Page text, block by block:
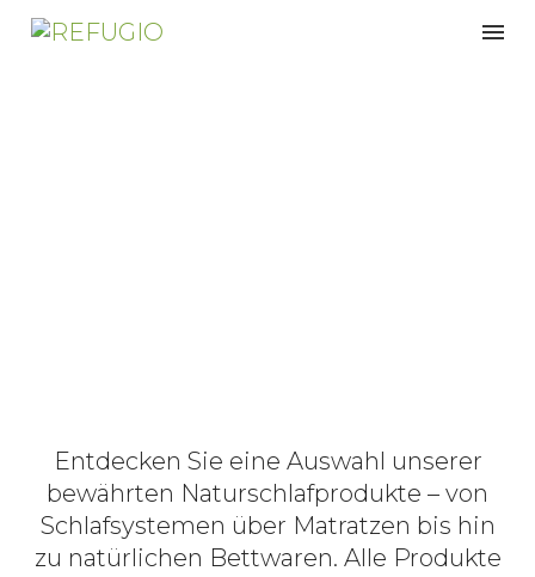
Entdecken Sie eine Auswahl unserer
bewährten Naturschlafprodukte – von
Schlafsystemen über Matratzen bis hin
zu natürlichen Bettwaren. Alle Produkte